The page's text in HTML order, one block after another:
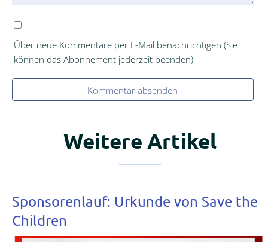
Über neue Kommentare per E-Mail benachrichtigen (Sie
können das Abonnement jederzeit beenden)
Kommentar absenden
Weitere Artikel
Sponsorenlauf: Urkunde von Save the
Children